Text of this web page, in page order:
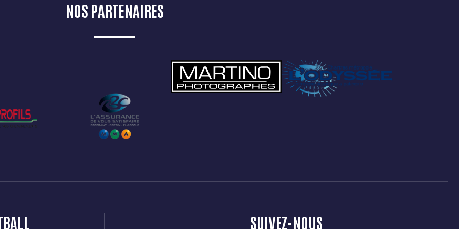
4
5
7
6
8
NOS PARTENAIRES
SUIVEZ-NOUS